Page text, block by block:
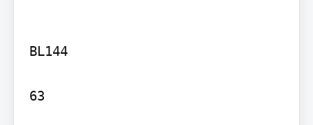
BL144
63